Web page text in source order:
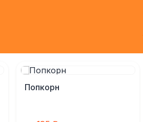
Попкорн